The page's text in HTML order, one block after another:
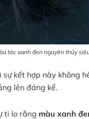
tóc xanh đen nguyên thủy
kết hợp này không
lên đáng kể.
ti lo rằng màu xanh